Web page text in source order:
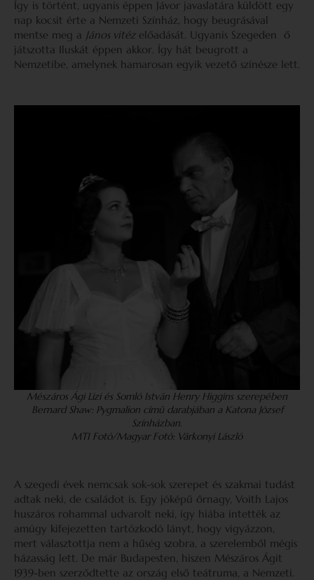
Így is történt, ugyanis éppen Jávor javaslatára küldött egy
nap kocsit érte a Nemzeti Színház, hogy beugrásával
mentse meg a János vitéz előadását. Ugyanis Szegeden ő
játszotta Iluskát éppen akkor. Így hát beugrott a
Nemzetibe, amelynek hamarosan egyik vezető színésze lett.
Mészáros Ági Lizi és Somló István Henry Higgins szerepében
Bernard Shaw: Pygmalion címû darabjában a Katona József
Színházban.
MTI Fotó/Magyar Fotó: Várkonyi László
A szegedi évek nemcsak sok-sok szerepet és szakmai tudást
adtak neki, de családot is. Egy jóképű őrnagy, Voith Lajos
huszáros rohammal udvarolt neki, így hiába intették az
amúgy kifejezetten tartózkodó lányt, hogy vigyázzon,
mert választottja nem a hűség szobra, a szerelemből mégis
házasság lett. De már Budapesten, hiszen Mészáros Ágit
1939-ben szerződtette az ország első teátruma, a Nemzeti.